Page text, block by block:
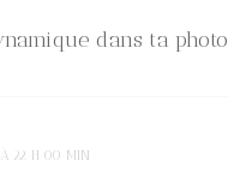
dans ta
À 22 H 00 MIN